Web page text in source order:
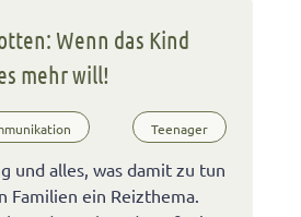
Wenn das Kind
mehr will!
Teenager
und alles, was damit zu tun
Familien ein Reizthema.